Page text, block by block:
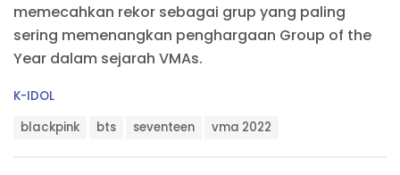
memecahkan rekor sebagai grup yang paling
sering memenangkan penghargaan Group of the
Year dalam sejarah VMAs.
C
K-IDOL
blackpink bts seventeen vma 2022